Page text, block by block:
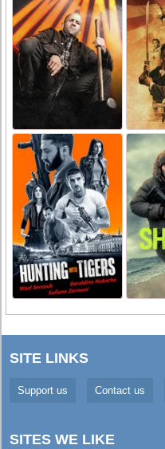
SITE LINKS
Support us Contact us
SITES WE LIKE